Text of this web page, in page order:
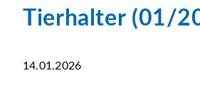
Tierhalter (01/
14.01.2026